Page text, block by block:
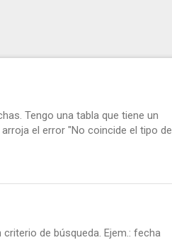
Tengo una tabla que tiene un
el error "No coincide el tipo de
de búsqueda. Ejem.: fecha